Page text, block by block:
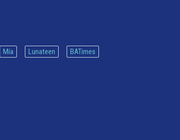
Mía Lunateen BATimes